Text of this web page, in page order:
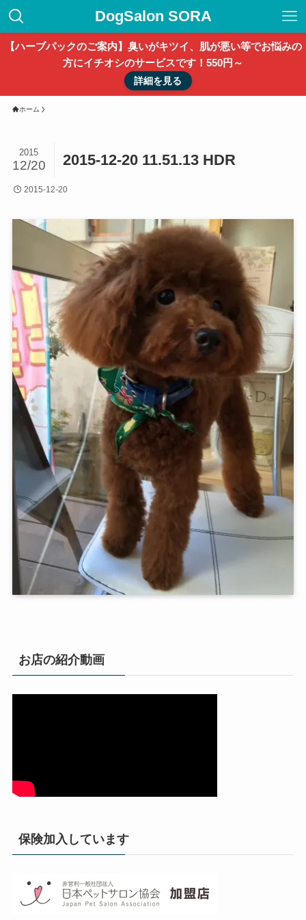
DogSalon SORA
【ハーブパックのご案内】臭いがキツイ、肌が悪い等でお悩みの
方にイチオシのサービスです！550円～
詳細を見る
ホーム
2015-12-20 11.51.13 HDR
2015
12/20
2015-12-20
お店の紹介動画
保険加入しています